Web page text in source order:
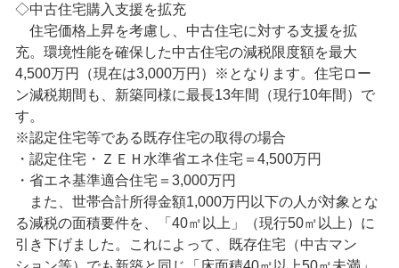
◇中古住宅購入支援を拡充
住宅価格上昇を考慮し、中古住宅に対する支援を拡
充。環境性能を確保した中古住宅の減税限度額を最大
4,500万円（現在は3,000万円）※となります。住宅ロー
ン減税期間も、新築同様に最長13年間（現行10年間）で
す。
※認定住宅等である既存住宅の取得の場合
・認定住宅・ＺＥＨ水準省エネ住宅＝4,500万円
・省エネ基準適合住宅＝3,000万円
また、世帯合計所得金額1,000万円以下の人が対象とな
る減税の面積要件を、「40㎡以上」（現行50㎡以上）に
引き下げました。これによって、既存住宅（中古マン